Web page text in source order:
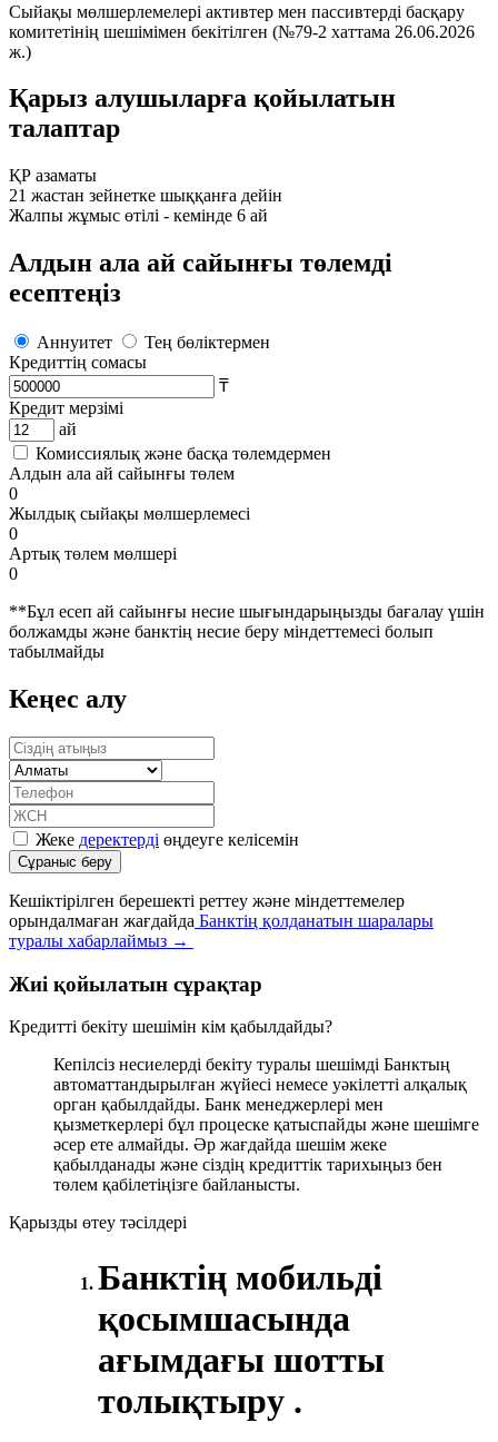
Сыйақы мөлшерлемелері активтер мен пассивтерді басқару
комитетінің шешімімен бекітілген (№79-2 хаттама 26.06.2026
ж.)
Қарыз алушыларға қойылатын
талаптар
ҚР азаматы
21 жастан зейнетке шыққанға дейін
Жалпы жұмыс өтілі - кемінде 6 ай
Алдын ала ай сайынғы төлемді
есептеңіз
Аннуитет
Тең бөліктермен
Кредиттің сомасы
₸
Кредит мерзімі
ай
Комиссиялық және басқа төлемдермен
Алдын ала ай сайынғы төлем
0
Жылдық сыйақы мөлшерлемесі
0
Артық төлем мөлшері
0
**Бұл есеп ай сайынғы несие шығындарыңызды бағалау үшін
болжамды және банктің несие беру міндеттемесі болып
табылмайды
Кеңес алу
Жеке деректерді өңдеуге келісемін
Кешіктірілген берешекті реттеу және міндеттемелер
орындалмаған жағдайда Банктің қолданатын шаралары
туралы хабарлаймыз →
Жиі қойылатын сұрақтар
Кредитті бекіту шешімін кім қабылдайды?
Кепілсіз несиелерді бекіту туралы шешімді Банктың
автоматтандырылған жүйесі немесе уәкілетті алқалық
орган қабылдайды. Банк менеджерлері мен
қызметкерлері бұл процеске қатыспайды және шешімге
әсер ете алмайды. Әр жағдайда шешім жеке
қабылданады және сіздің кредиттік тарихыңыз бен
төлем қабілетіңізге байланысты.
Қарызды өтеу тәсілдері
Банктің мобильді
қосымшасында
ағымдағы шотты
толықтыру .